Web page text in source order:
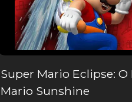
Super Mario Eclipse:
Mario Sunshine